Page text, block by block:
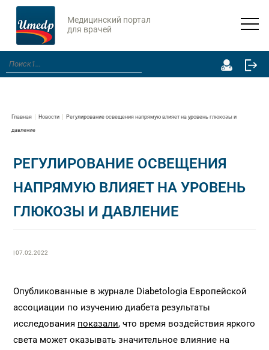
Медицинский портал
для врачей
Главная Новости Регулирование освещения напрямую влияет на уровень глюкозы и
давление
РЕГУЛИРОВАНИЕ ОСВЕЩЕНИЯ
НАПРЯМУЮ ВЛИЯЕТ НА УРОВЕНЬ
ГЛЮКОЗЫ И ДАВЛЕНИЕ
| 07.02.2022
Опубликованные в журнале Diabetologia Европейской
ассоциации по изучению диабета результаты
исследования показали, что время воздействия яркого
света может оказывать значительное влияние на